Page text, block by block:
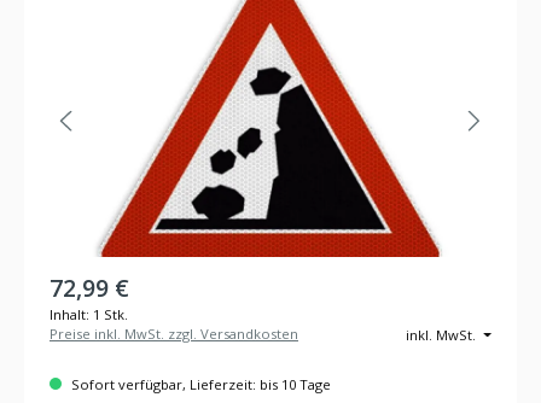
72,99 €
Inhalt: 1 Stk.
inkl. MwSt.
Preise inkl. MwSt. zzgl. Versandkosten
Sofort verfügbar, Lieferzeit: bis 10 Tage